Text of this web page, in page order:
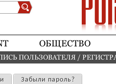
ОБЩЕСТВО
ПОЛЬЗОВАТЕЛЯ /
вкладка)Забыли пароль?